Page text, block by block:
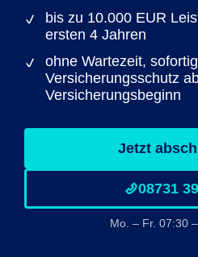
bis zu 10.000 EUR
ersten 4 Jahren
ohne Wartezeit,
Versicherungsschutz
Versicherungsbeginn
Jetzt
08731
Mo. – Fr. 07:30